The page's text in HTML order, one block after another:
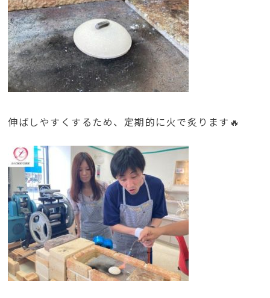
伸ばしやすくするため、定期的に火で炙ります🔥